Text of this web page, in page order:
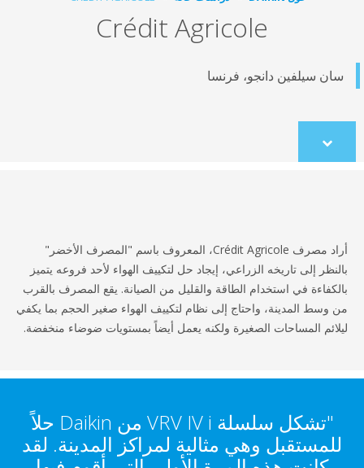
Crédit Agricole
سيلفين دانجو، فرنسا
Scroll
to
أراد مصرف Crédit Agricole، المعروف باسم "المصرف الأخضر"
إلى تاريخه الزراعي، إيجاد حل لتكييف الهواء لأحد فروعه يتميز
في استخدام الطاقة والقليل من الصيانة. يقع المصرف بالقرب
المدينة، واحتاج إلى نظام لتكييف الهواء صغير الحجم بما يكفي
المساحات الصغيرة ولكنه يعمل أيضاً بمستويات ضوضاء منخفضة.
"تشكل سلسلة VRV IV i من Daikin حلاً
وهي مثالية لمراكز المدينة. لقد